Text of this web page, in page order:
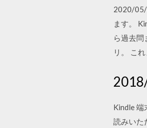
2020/05/
ます。
ら過去問
リ。 こ
Kindle 端
読みいた